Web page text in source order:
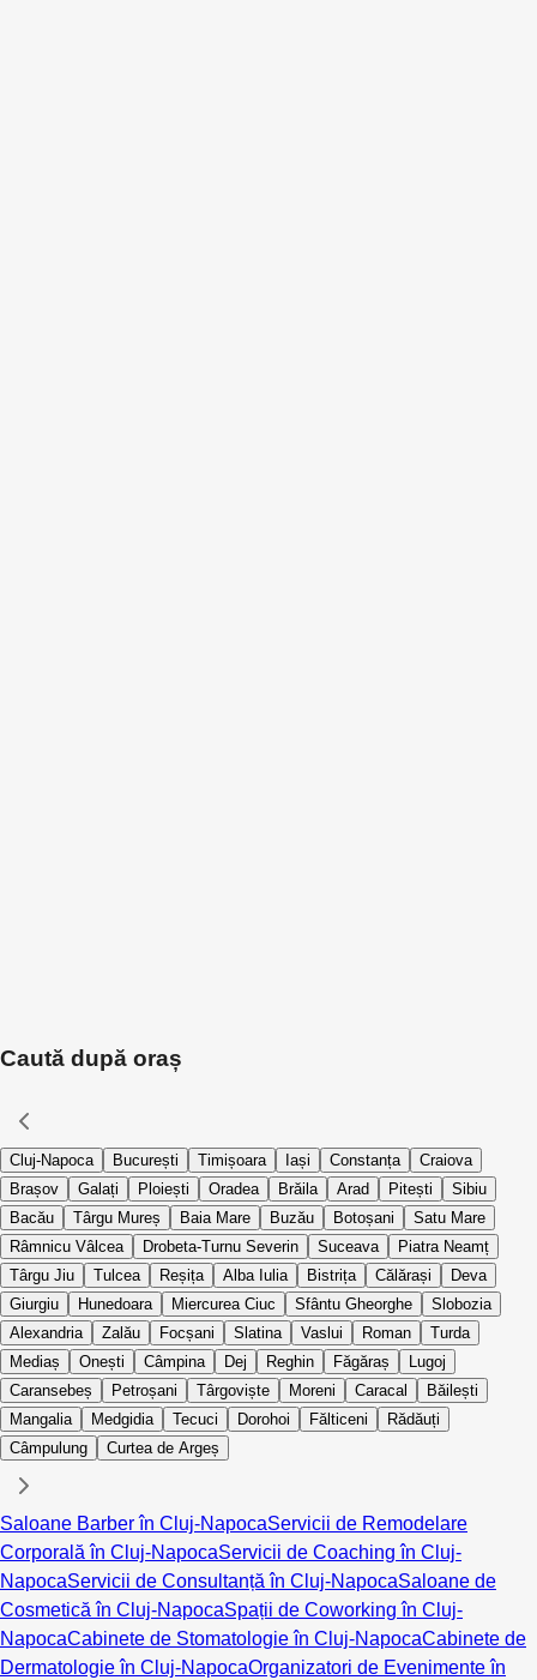
Caută după oraș
Cluj-Napoca București Timișoara Iași Constanța
Craiova
Brașov
Galați Ploiești Oradea Brăila Arad Pitești
Sibiu
Bacău
Târgu Mureș Baia Mare Buzău Botoșani
Satu Mare
Râmnicu Vâlcea
Drobeta-Turnu Severin Suceava
Piatra Neamț
Târgu Jiu
Tulcea Reșița Alba Iulia Bistrița Călărași
Deva
Giurgiu
Hunedoara Miercurea Ciuc Sfântu Gheorghe
Slobozia
Alexandria
Zalău Focșani Slatina Vaslui Roman
Turda
Mediaș
Onești Câmpina Dej Reghin Făgăraș
Lugoj
Caransebeș
Petroșani Târgoviște Moreni Caracal
Băilești
Mangalia
Medgidia Tecuci Dorohoi Fălticeni
Rădăuți
Câmpulung
Curtea de Argeș
Saloane Barber în Cluj-NapocaServicii de Remodelare
Corporală în Cluj-NapocaServicii de Coaching în Cluj-
NapocaServicii de Consultanță în Cluj-NapocaSaloane de
Cosmetică în Cluj-NapocaSpații de Coworking în Cluj-
NapocaCabinete de Stomatologie în Cluj-NapocaCabinete de
Dermatologie în Cluj-NapocaOrganizatori de Evenimente în